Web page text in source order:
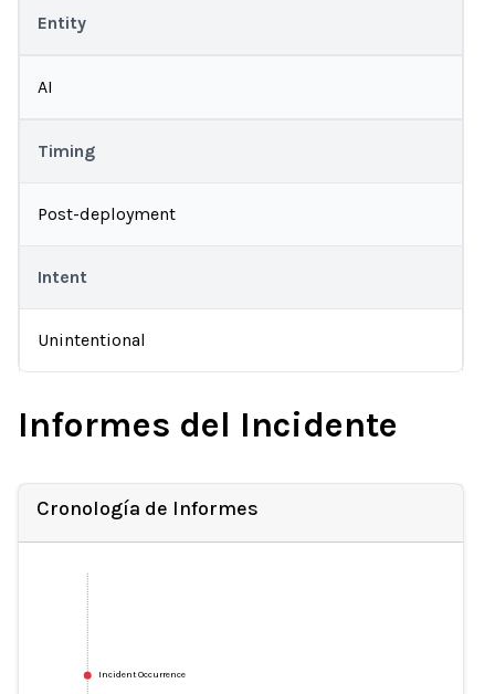
Entity
AI
Timing
Post-deployment
Intent
Unintentional
Informes del Incidente
Cronología de Informes
Incident Occurrence